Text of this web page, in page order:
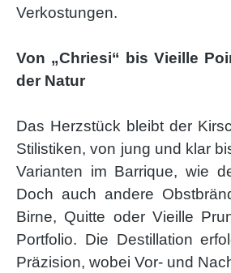
Verkostungen.
Von „Chriesi“ bis Vieille
der Natur
Das Herzstück bleibt der
Stilistiken, von jung und klar
Varianten im Barrique, wie
Doch auch andere
Birne, Quitte oder Vieille
Portfolio. Die Destillation
Präzision, wobei Vor- und